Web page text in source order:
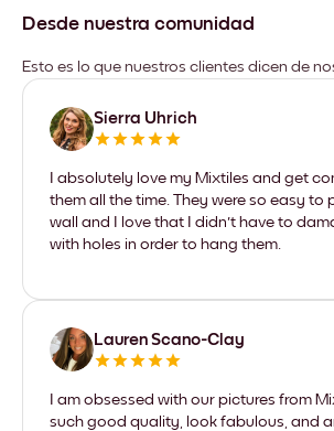
Desde nuestra comunidad
Esto es lo que nuestros clientes dicen de
Sierra Uhrich
I absolutely love my Mixtiles and get
them all the time. They were so easy to
wall and I love that I didn't have to
with holes in order to hang them.
Lauren Scano-Clay
I am obsessed with our pictures from
such good quality, look fabulous, and